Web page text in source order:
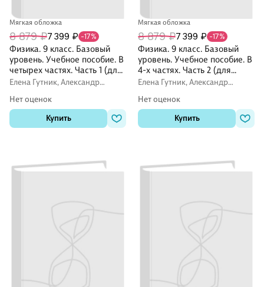
Мягкая обложка
8 879 ₽7 399 ₽ -17%
Физика. 9 класс. Базовый
уровень. Учебное пособие. В
четырех частях. Часть 1 (для
слабовидящих учащихся).
Елена Гутник, Александр
Нет оценок
Купить
Мягкая обложка
8 879 ₽7 399 ₽ -17%
Физика. 9 класс. Базовый
уровень. Учебное пособие. В
4-х частях. Часть 2 (для
слабовидящих учащихся)
Елена Гутник, Александр
Нет оценок
Купить